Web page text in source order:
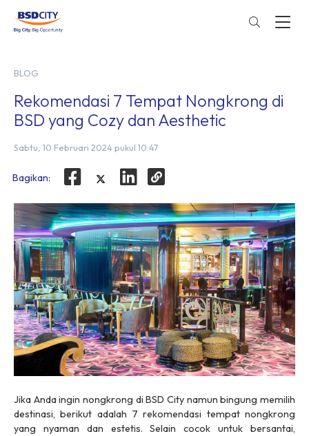
BLOG
Rekomendasi 7 Tempat Nongkrong di
BSD yang Cozy dan Aesthetic
Sabtu, 10 Februari 2024 pukul 10:47
Bagikan:
Jika Anda ingin nongkrong di BSD City namun bingung memilih
destinasi, berikut adalah 7 rekomendasi tempat nongkrong
yang nyaman dan estetis. Selain cocok untuk bersantai,